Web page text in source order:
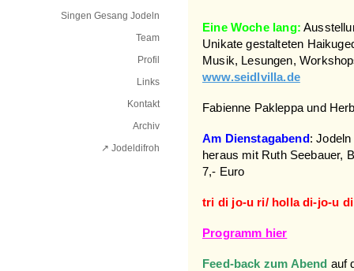
Singen Gesang Jodeln
Team
Profil
Links
Kontakt
Archiv
↗ Jodeldifroh︎
Eine Woche lang:
Unikate gestalteten
Musik, Lesungen,
www.seidlvilla.de
Fabienne Pakleppa und
Am Dienstagabend :
heraus mit Ruth Seebauer,
7,- Euro
tri di jo-u ri/ holla di-jo-u
Programm hier
Feed-back zum Abend auf